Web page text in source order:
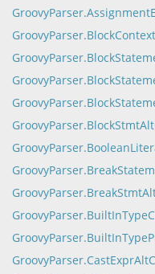
GroovyParser.BlockContext